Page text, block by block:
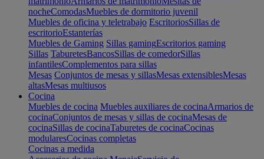
nocheComodasMuebles de dormitorio juvenil
Muebles de oficina y teletrabajo EscritoriosSillas de
escritorioEstanterías
Muebles de Gaming Sillas gamingEscritorios gaming
Sillas TaburetesBancosSillas de comedorSillas
infantilesComplementos para sillas
Mesas Conjuntos de mesas y sillasMesas extensiblesMesas
altasMesas multiusos
Cocina
Muebles de cocina Muebles auxiliares de cocinaArmarios de
cocinaConjuntos de mesas y sillas de cocinaMesas de
cocinaSillas de cocinaTaburetes de cocinaCocinas
modularesCocinas completas
Cocinas a medida